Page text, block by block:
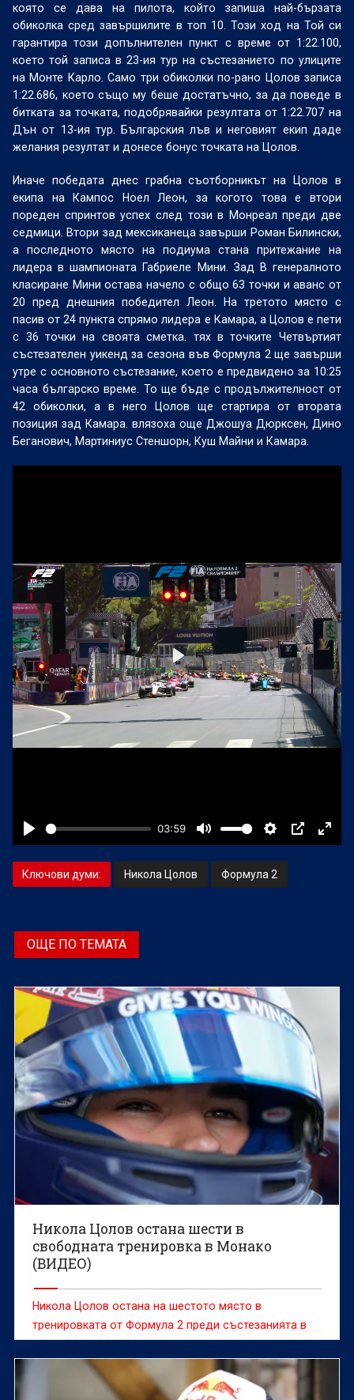
която се дава на пилота, който запиша най-бързата
обиколка сред завършилите в топ 10. Този ход на Той си
гарантира този допълнителен пункт с време от 1:22.100,
което той записа в 23-ия тур на състезанието по улиците
на Монте Карло. Само три обиколки по-рано Цолов записа
1:22.686, което също му беше достатъчно, за да поведе в
битката за точката, подобрявайки резултата от 1:22.707 на
Дън от 13-ия тур. Българския лъв и неговият екип даде
желания резултат и донесе бонус точката на Цолов.
Иначе победата днес грабна съотборникът на Цолов в
екипа на Кампос Ноел Леон, за когото това е втори
пореден спринтов успех след този в Монреал преди две
седмици. Втори зад мексиканеца завърши Роман Билински,
а последното място на подиума стана притежание на
лидера в шампионата Габриеле Мини. Зад В генералното
класиране Мини остава начело с общо 63 точки и аванс от
20 пред днешния победител Леон. На третото място с
пасив от 24 пункта спрямо лидера е Камара, а Цолов е пети
с 36 точки на своята сметка. тях в точките Четвъртият
състезателен уикенд за сезона във Формула 2 ще завърши
утре с основното състезание, което е предвидено за 10:25
часа българско време. То ще бъде с продължителност от
42 обиколки, а в него Цолов ще стартира от втората
позиция зад Камара. влязоха още Джошуа Дюрксен, Дино
Беганович, Мартиниус Стеншорн, Куш Майни и Камара.
Ключови думи: Никола Цолов Формула 2
ОЩЕ ПО ТЕМАТА
Никола Цолов остана шести в
свободната тренировка в Монако
(ВИДЕО)
Никола Цолов остана на шестото място в
тренировката от Формула 2 преди състезанията в
Монако